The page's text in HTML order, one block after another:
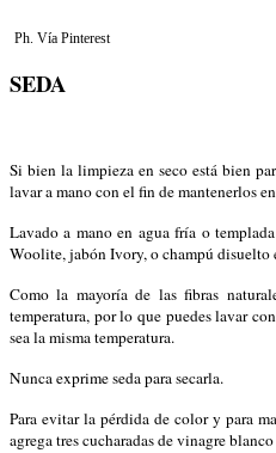
Ph. Vía Pinterest
SEDA
Si bien la limpieza en seco está bien
lavar a mano con el fin de mantenerlos
Lavado a mano en agua fría o
Woolite, jabón Ivory, o champú disuelto
Como la mayoría de las fibras
temperatura, por lo que puedes lavar
sea la misma temperatura.
Nunca exprime seda para secarla.
Para evitar la pérdida de color y para
agrega tres cucharadas de vinagre